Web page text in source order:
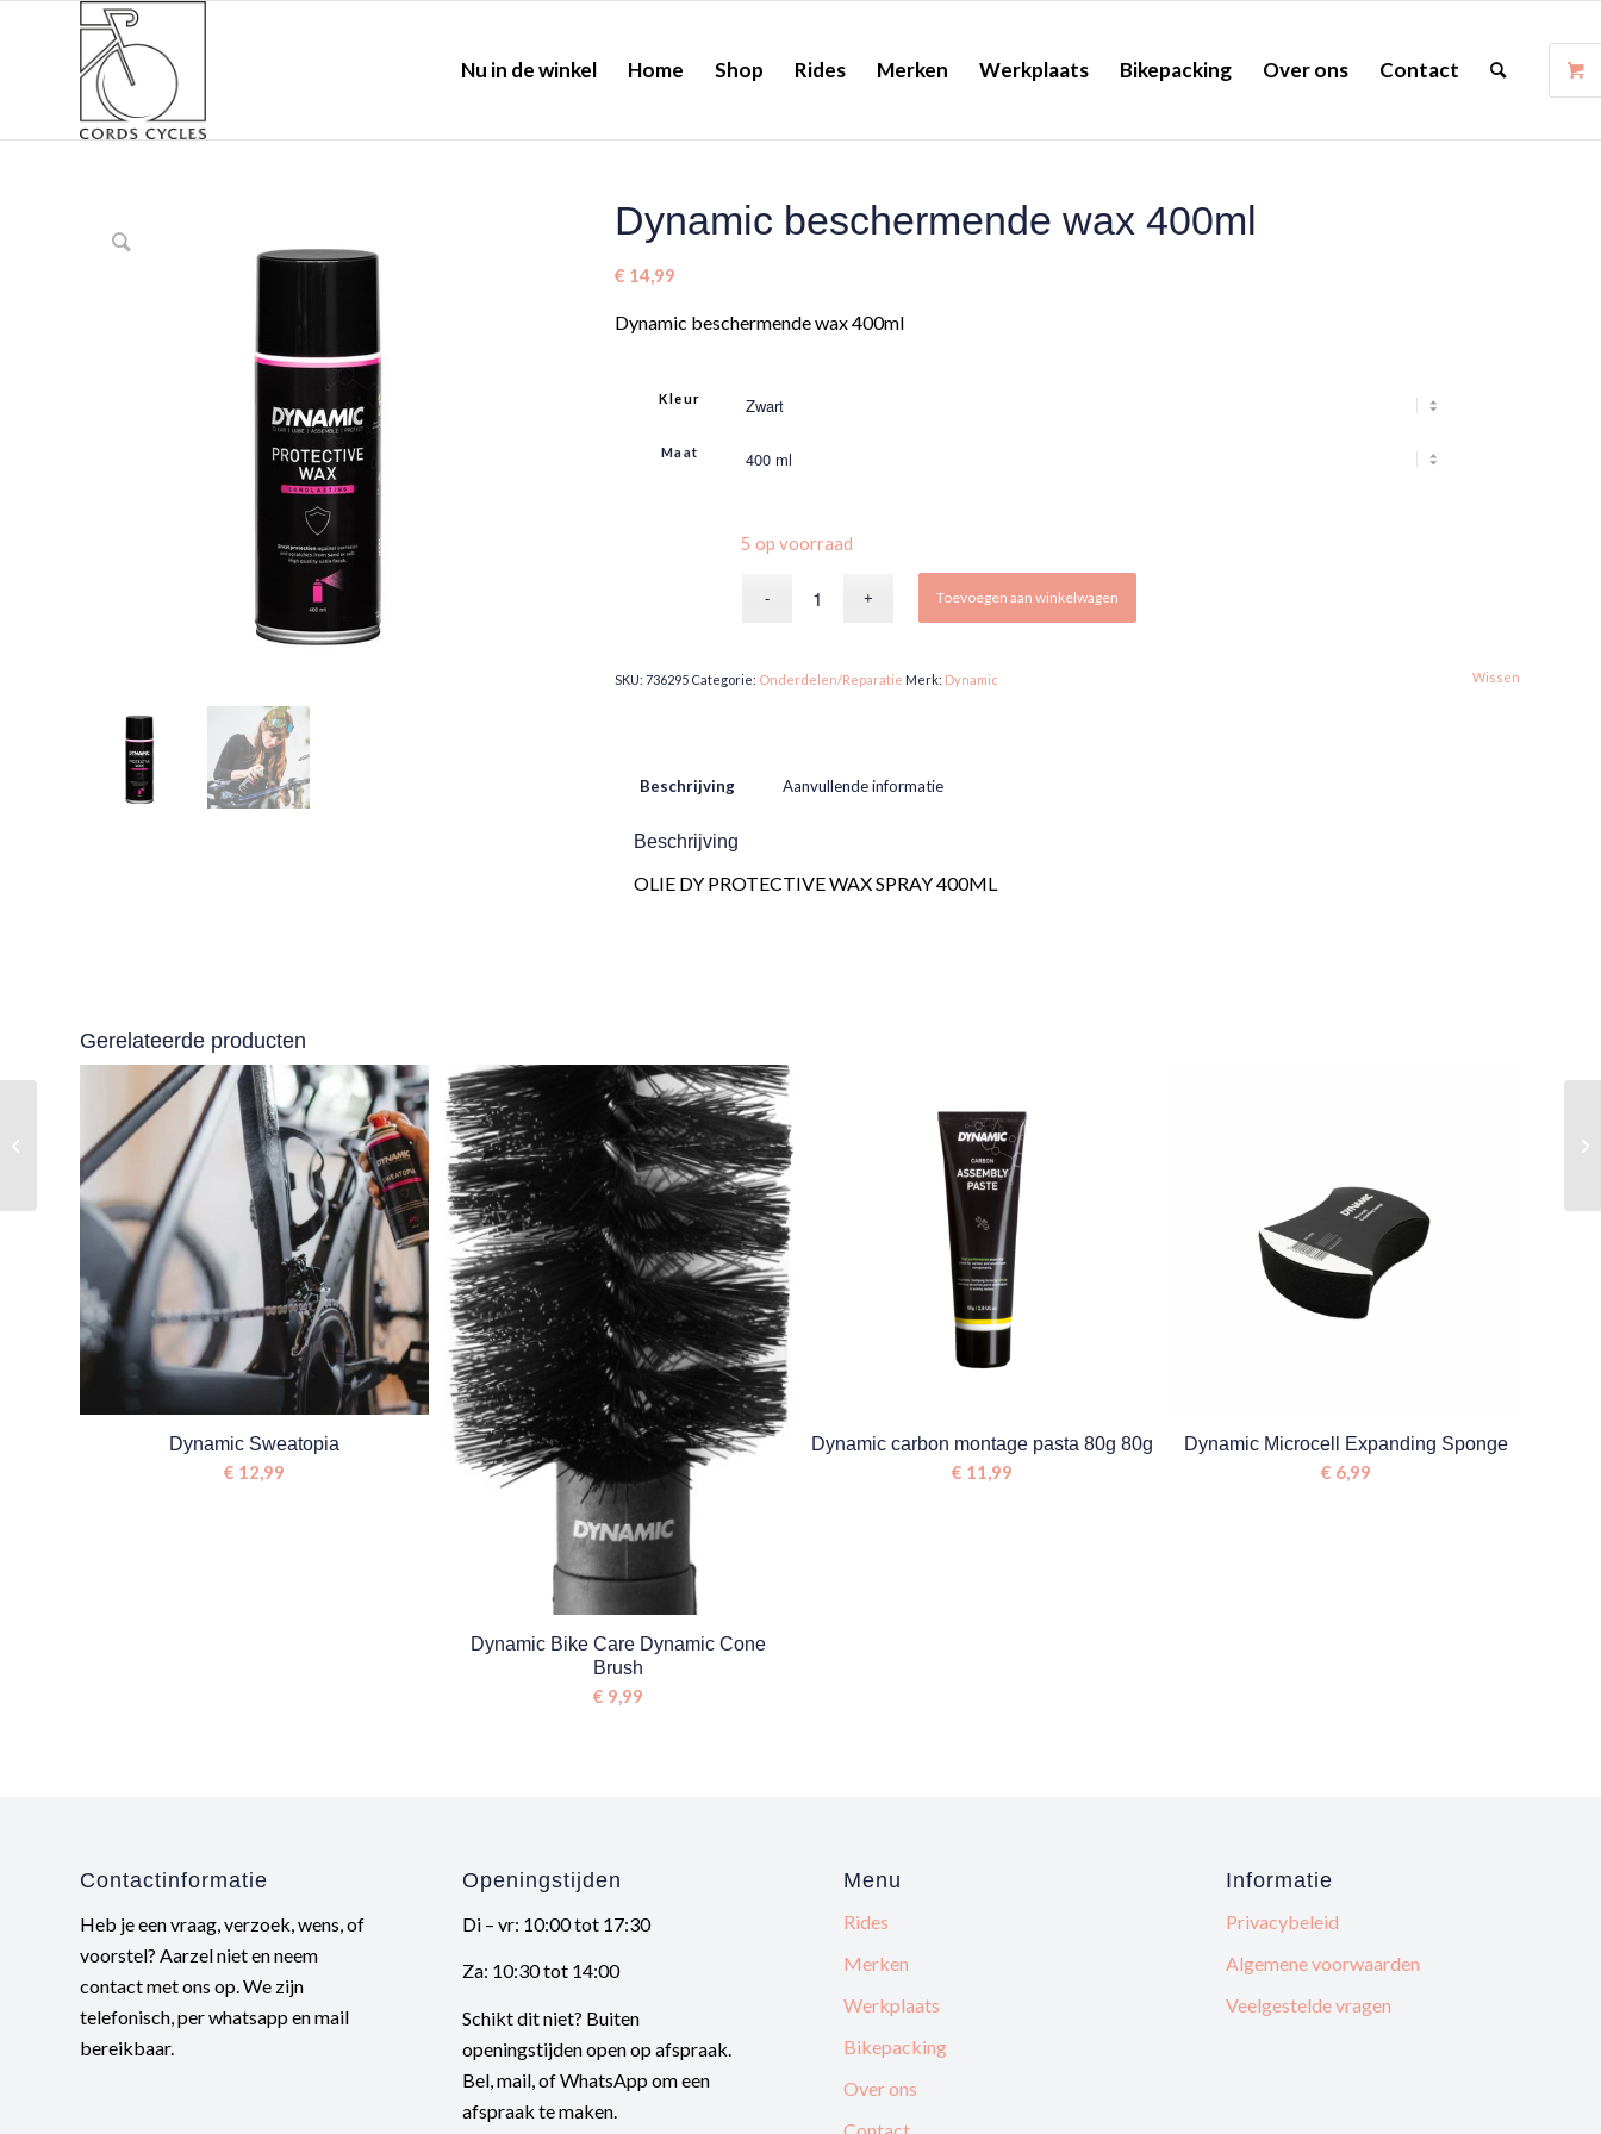
Nu in de winkel Home Shop Rides Merken Werkplaats Bikepacking Over ons Contact
Dynamic beschermende wax 400ml
€ 14,99
Dynamic beschermende wax 400ml
Kleur
Maat
Wissen
5 op voorraad
Toevoegen aan winkelwagen
SKU:736295 Categorie: Onderdelen/Reparatie Merk: Dynamic
Beschrijving Aanvullende informatie
Beschrijving
OLIE DY PROTECTIVE WAX SPRAY 400ML
Gerelateerde producten
Dynamic Sweatopia
€ 12,99
Dynamic Bike Care Dynamic Cone
Brush
€ 9,99
Dynamic carbon montage pasta 80g 80g
€ 11,99
Dynamic Microcell Expanding Sponge
€ 6,99
Contactinformatie
Heb je een vraag, verzoek, wens, of
voorstel? Aarzel niet en neem
contact met ons op. We zijn
telefonisch, per whatsapp en mail
bereikbaar.
Openingstijden
Di – vr: 10:00 tot 17:30
Za: 10:30 tot 14:00
Schikt dit niet? Buiten
openingstijden open op afspraak.
Bel, mail, of WhatsApp om een
afspraak te maken.
Menu
Rides
Merken
Werkplaats
Bikepacking
Over ons
Informatie
Privacybeleid
Algemene voorwaarden
Veelgestelde vragen
Koo Demos